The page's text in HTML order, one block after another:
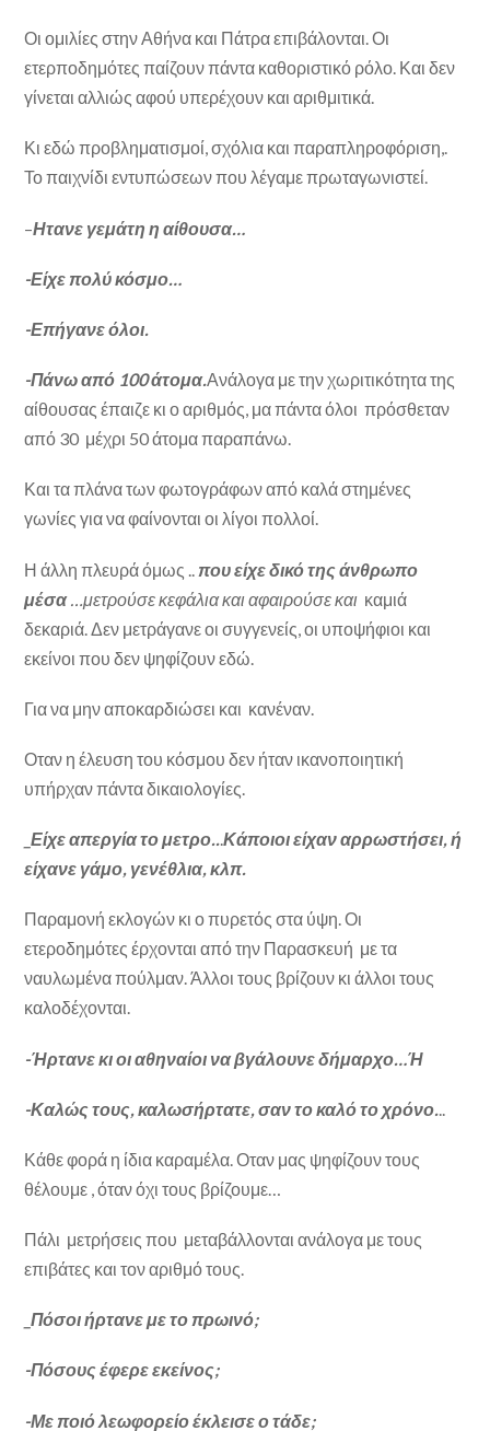
Οι ομιλίες στην Αθήνα και Πάτρα επιβάλονται. Οι
ετερποδημότες παίζουν πάντα καθοριστικό ρόλο. Και δεν
γίνεται αλλιώς αφού υπερέχουν και αριθμιτικά.
Κι εδώ προβληματισμοί, σχόλια και παραπληροφόριση,.
Το παιχνίδι εντυπώσεων που λέγαμε πρωταγωνιστεί.
–Ητανε γεμάτη η αίθουσα…
-Είχε πολύ κόσμο…
-Επήγανε όλοι.
-Πάνω από 100 άτομα.Ανάλογα με την χωριτικότητα της
αίθουσας έπαιζε κι ο αριθμός, μα πάντα όλοι πρόσθεταν
από 30 μέχρι 50 άτομα παραπάνω.
Και τα πλάνα των φωτογράφων από καλά στημένες
γωνίες για να φαίνονται οι λίγοι πολλοί.
Η άλλη πλευρά όμως ..
που είχε δικό της άνθρωπο
μέσα…μετρούσε κεφάλια και αφαιρούσε και καμιά
δεκαριά. Δεν μετράγανε οι συγγενείς, οι υποψήφιοι και
εκείνοι που δεν ψηφίζουν εδώ.
Για να μην αποκαρδιώσει και κανέναν.
Οταν η έλευση του κόσμου δεν ήταν ικανοποιητική
υπήρχαν πάντα δικαιολογίες.
_Είχε απεργία το μετρο...Κάποιοι είχαν αρρωστήσει, ή
είχανε γάμο, γενέθλια, κλπ.
Παραμονή εκλογών κι ο πυρετός στα ύψη. Οι
ετεροδημότες έρχονται από την Παρασκευή με τα
ναυλωμένα πούλμαν. Άλλοι τους βρίζουν κι άλλοι τους
καλοδέχονται.
-Ήρτανε κι οι αθηναίοι να βγάλουνε δήμαρχο…Ή
-Καλώς τους, καλωσήρτατε, σαν το καλό το χρόνο.
Κάθε φορά η ίδια καραμέλα. Οταν μας ψηφίζουν τους
θέλουμε , όταν όχι τους βρίζουμε…
Πάλι μετρήσεις που μεταβάλλονται ανάλογα με τους
επιβάτες και τον αριθμό τους.
_Πόσοι ήρτανε με το πρωινό;
-Πόσους έφερε εκείνος;
-Με ποιό λεωφορείο έκλεισε ο τάδε;